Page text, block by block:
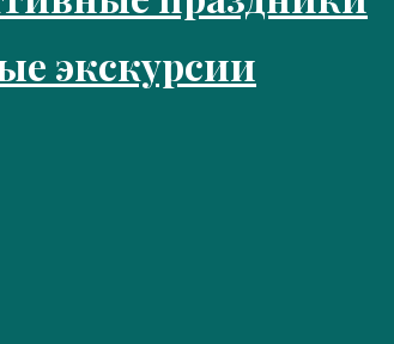
экскурсии